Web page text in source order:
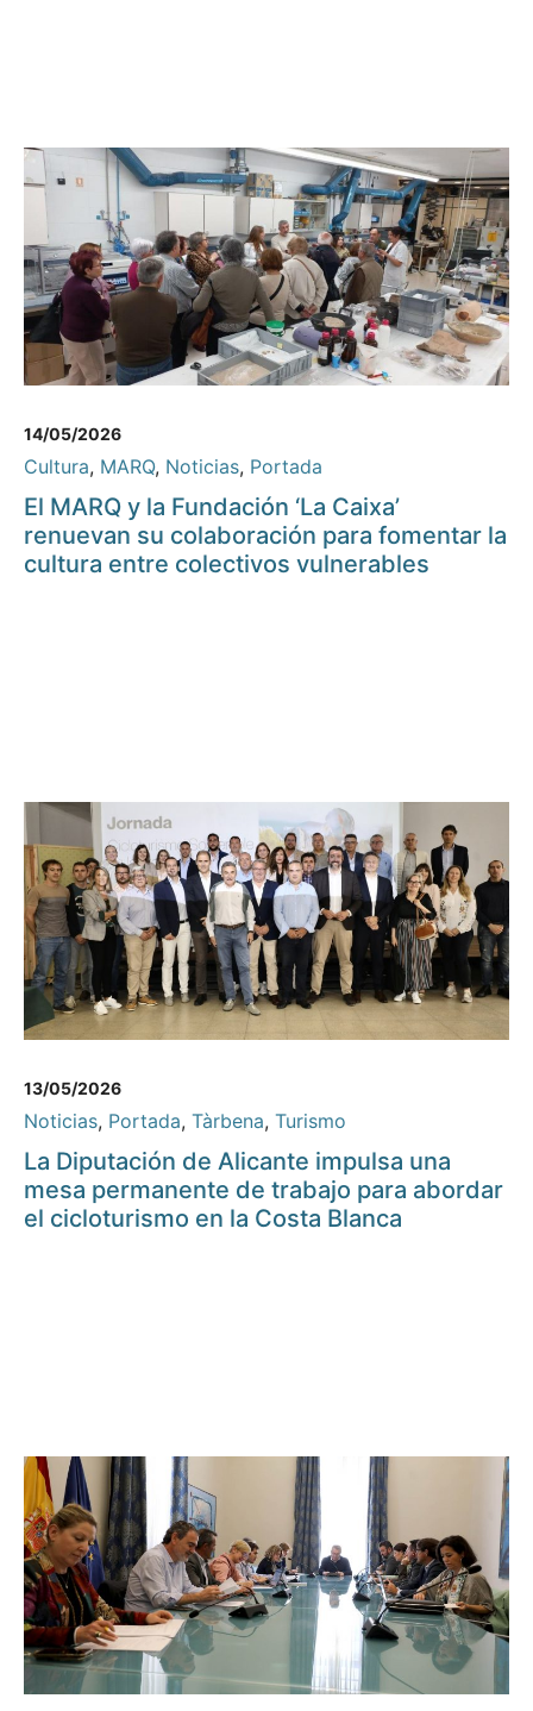
14/05/2026
Cultura, MARQ, Noticias, Portada
El MARQ y la Fundación ‘La Caixa’
renuevan su colaboración para fomentar la
cultura entre colectivos vulnerables
13/05/2026
Noticias, Portada, Tàrbena, Turismo
La Diputación de Alicante impulsa una
mesa permanente de trabajo para abordar
el cicloturismo en la Costa Blanca